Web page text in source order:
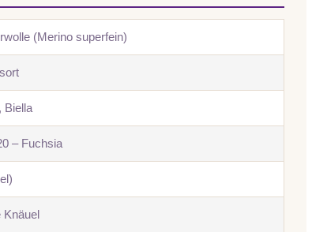
(Merino superfein)
Biella
– Fuchsia
Knäuel